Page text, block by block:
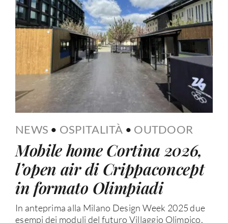
NEWS • OSPITALITÀ • OUTDOOR
Mobile home Cortina 2026,
l’open air di Crippaconcept
in formato Olimpiadi
In anteprima alla Milano Design Week 2025 due
esempi dei moduli del futuro Villaggio Olimpico,